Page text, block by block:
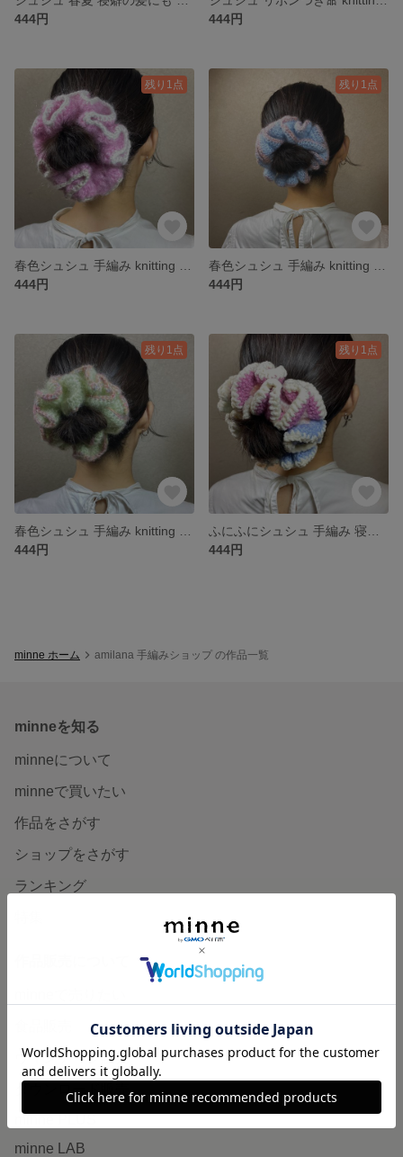
444円
444円
残り1点
444円
残り1点
444円
残り1点
444円
残り1点
444円
minne ホーム amilana 手編みショップ の作品一覧
minneを知る
minneについて
minneで買いたい
作品をさがす
ショップをさがす
ランキング
ヴィンテージ販売
ダウンロード販売
minne LAB